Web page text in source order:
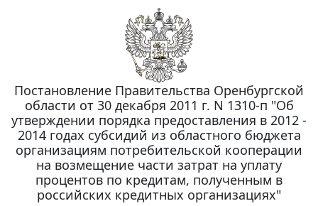
Постановление Правительства Оренбургской
области от 30 декабря 2011 г. N 1310-п "Об
утверждении порядка предоставления в 2012 -
2014 годах субсидий из областного бюджета
организациям потребительской кооперации
на возмещение части затрат на уплату
процентов по кредитам, полученным в
российских кредитных организациях"